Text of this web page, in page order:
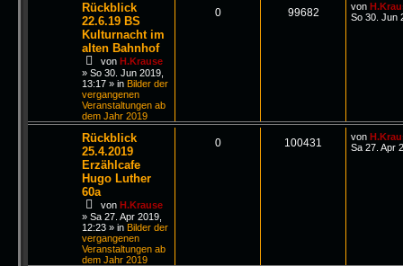
Rückblick
22.6.19 BS
Kulturnacht im
alten Bahnhof
von H.Krause
» So 30. Jun 2019,
13:17 » in Bilder der
vergangenen
Veranstaltungen ab
dem Jahr 2019
0 99682 von
So 30. Jun
Rückblick
25.4.2019
Erzählcafe
Hugo Luther
60a
von H.Krause
» Sa 27. Apr 2019,
12:23 » in Bilder der
vergangenen
Veranstaltungen ab
dem Jahr 2019
0 100431 von
Sa 27. Apr